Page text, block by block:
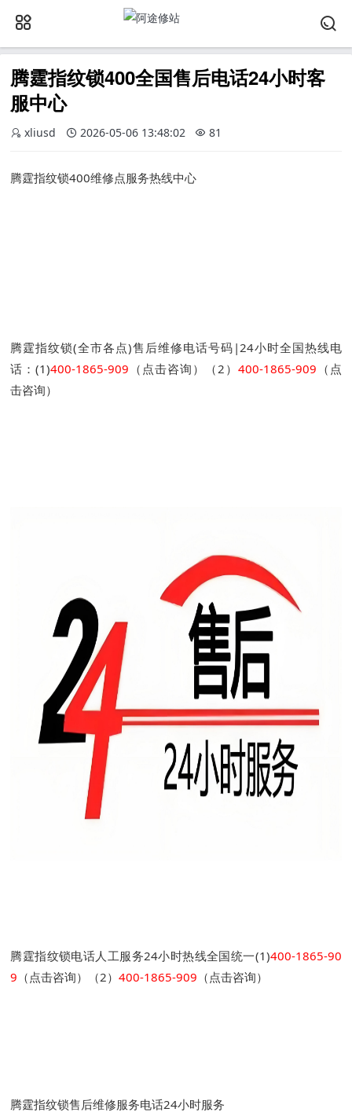
腾霆指纹锁400全国售后电话24小时客
服中心
xliusd 2026-05-06 13:48:02 81
腾霆指纹锁400维修点服务热线中心
腾霆指纹锁(全市各点)售后维修电话号码|24小时全国热线电
话：(1)400-1865-909 （点击咨询）（2） 400-1865-909 （点
击咨询）
腾霆指纹锁电话人工服务24小时热线全国统一(1)400-1865-90
9 （点击咨询）（2）400-1865-909 （点击咨询）
腾霆指纹锁售后维修服务电话24小时服务